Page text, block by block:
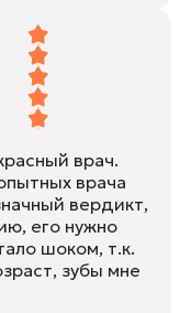
врач.
врача
вердикт,
его нужно
шоком, т.к.
зубы мне